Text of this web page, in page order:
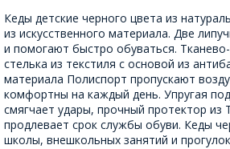
Кеды детские черного цвета из
из искусственного материала. Две
и помогают быстро обуваться.
стелька из текстиля с основой из
материала Полиспорт пропускают
комфортны на каждый день. Упругая
смягчает удары, прочный протектор из
продлевает срок службы обуви. Кеды
школы, внешкольных занятий и